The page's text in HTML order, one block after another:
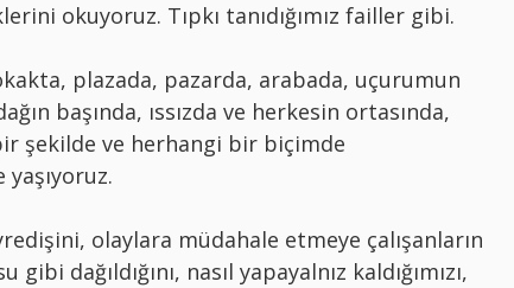
okuyoruz. Tıpkı tanıdığımız failler gibi.
plazada, pazarda, arabada, uçurumun
başında, ıssızda ve herkesin ortasında,
şekilde ve herhangi bir biçimde
olaylara müdahale etmeye çalışanların
dağıldığını, nasıl yapayalnız kaldığımızı,